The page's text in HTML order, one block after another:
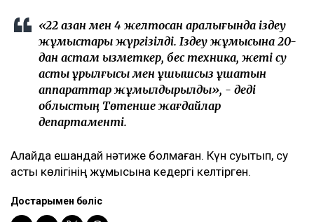
«22 қазан мен 4 желтоқсан аралығында іздеу
жұмыстары жүргізілді. Іздеу жұмысына 20-
дан астам қызметкер, бес техника, жеті су
асты құрылғысы мен ұшқышсыз ұшатын
аппараттар жұмылдырылды», - деді
облыстың Төтенше жағдайлар
департаменті.
Алайда ешқандай нәтиже болмаған. Күн суытып, су
асты көлігінің жұмысына кедергі келтірген.
Достарыңмен бөліс